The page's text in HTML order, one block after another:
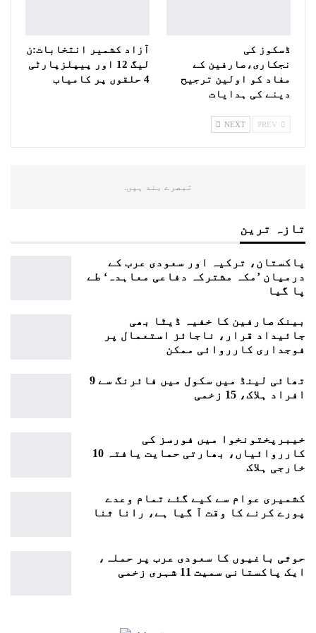
ڈسکوز کی
نجکاری،صارفین کے
مفاد کو اولین ترجیح
دینے کی ہدایات
آزاد کشمیر انتخابات:ن
ليگ 12 اور پیپلزپارٹی
4 حلقوں پر کامیاب
NEXT
تبصرے بند ہیں.
تازہ ترین
پاکستان، ترکیہ اور سعودی عرب کے
درمیان ’مکہ مشترکہ دفاعی معاہدہ‘ طے
پا گیا
بینک صارفین کا خفیہ ڈیٹا بھی
جائیداد قرار، ناجائز استعمال پر
فوجداری کارروائی ممکن
تھائی لینڈ میں سکول میں فائرنگ سے 9
افراد ہلاک، 15 زخمی
خیبرپختونخوا میں فورسز کی
کارروائیاں، بھارتی حمایت یافتہ 10
خارجی ہلاک
کشمیری عوام سے کیے گئے تمام وعدے
پورے کرنے کا وقت آ گیا ہے، رانا ثنا
حوثی باغیوں کا سعودی عرب پر حملہ،
ایک پاکستانی سمیت 11 شہری زخمی